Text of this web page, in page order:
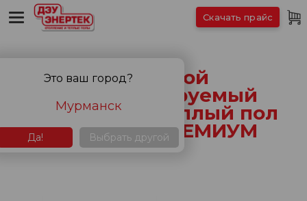
Сплошной
саморегулируемый
пленочный теплый пол
ЭНЕРПИЯ ПРЕМИУМ
Скачать прайс
Это ваш город?
Мурманск
Да! Выбрать другой